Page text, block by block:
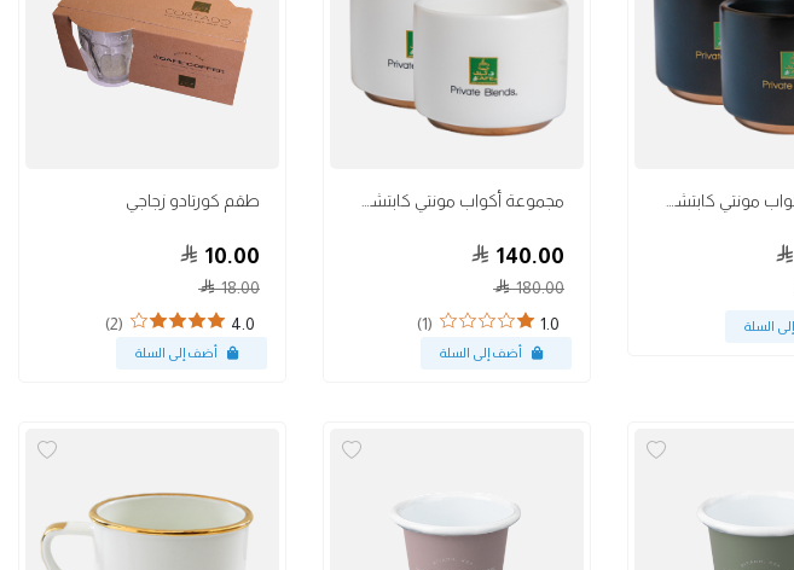
140.00
180.00
1.0
(1)
طقم كورتادو زجاجي
10.00
18.00
4.0
(2)